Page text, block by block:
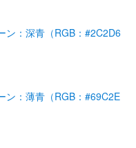
ン：深青（RGB：#2C2D6
ン：薄青（RGB：#69C2E